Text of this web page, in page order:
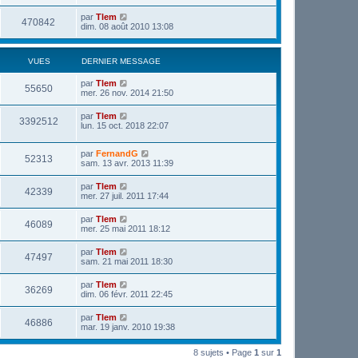
470842 par Tlem
dim. 08 août 2010 13:08
VUES DERNIER MESSAGE
55650 par Tlem
mer. 26 nov. 2014 21:50
3392512 par Tlem
lun. 15 oct. 2018 22:07
52313 par FernandG
sam. 13 avr. 2013 11:39
42339 par Tlem
mer. 27 juil. 2011 17:44
46089 par Tlem
mer. 25 mai 2011 18:12
47497 par Tlem
sam. 21 mai 2011 18:30
36269 par Tlem
dim. 06 févr. 2011 22:45
46886 par Tlem
mar. 19 janv. 2010 19:38
8 sujets • Page 1 sur 1